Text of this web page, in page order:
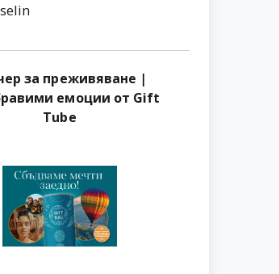
за преживяване |
емоции от Gift
Tube